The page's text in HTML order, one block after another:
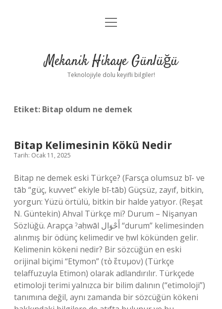
Anasayfa
Yasal Uyarı
menüyü
Mekanik Hikaye Günlüğü
Teknolojiyle dolu keyifli bilgiler!
Etiket: Bitap oldum ne demek
Bitap Kelimesinin Kökü Nedir
Tarih: Ocak 11, 2025
Bitap ne demek eski Türkçe? (Farsça olumsuz bī- ve
tāb “güç, kuvvet” ekiyle bī-tāb) Güçsüz, zayıf, bitkin,
yorgun: Yüzü örtülü, bitkin bir halde yatıyor. (Reşat
N. Güntekin) Ahval Türkçe mi? Durum – Nişanyan
Sözlüğü. Arapça ˀaḥwāl أَحْوَال “durum” kelimesinden
alınmış bir ödünç kelimedir ve ḥwl kökünden gelir.
Kelimenin kökeni nedir? Bir sözcüğün en eski
orijinal biçimi “Etymon” (τὸ ἔτυμον) (Türkçe
telaffuzuyla Etimon) olarak adlandırılır. Türkçede
etimoloji terimi yalnızca bir bilim dalının (“etimoloji”)
tanımına değil, aynı zamanda bir sözcüğün kökeni